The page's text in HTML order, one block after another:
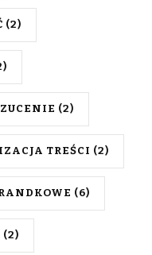
(2)
(2)
TREŚCI (2)
(6)
(2)